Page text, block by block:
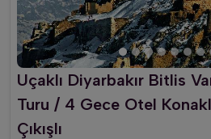
Uçaklı Diyarbakır Bitlis
Turu / 4 Gece Otel
Çıkışlı